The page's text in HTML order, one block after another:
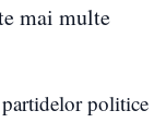
mai multe
politice